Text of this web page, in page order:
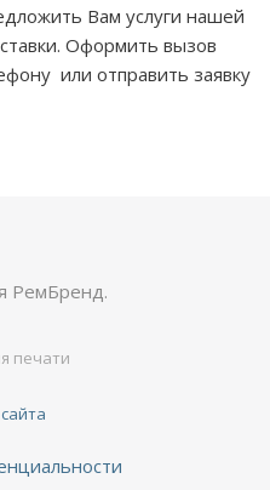
Вам услуги нашей
Оформить вызов
или отправить заявку
РемБренд.
печати